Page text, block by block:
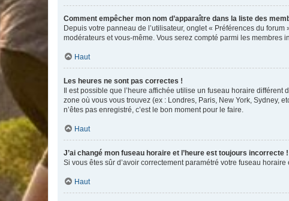
Comment empêcher mon nom d’apparaître dans la liste des
Depuis votre panneau de l’utilisateur, onglet « Préférences du forum
modérateurs et vous-même. Vous serez compté parmi les membres
Haut
Les heures ne sont pas correctes !
Il est possible que l’heure affichée utilise un fuseau horaire
zone où vous vous trouvez (ex : Londres, Paris, New York, Sydney,
n’êtes pas enregistré, c’est le bon moment pour le faire.
Haut
J’ai changé mon fuseau horaire et l’heure est toujours incorrecte !
Si vous êtes sûr d’avoir correctement paramétré votre fuseau
Haut